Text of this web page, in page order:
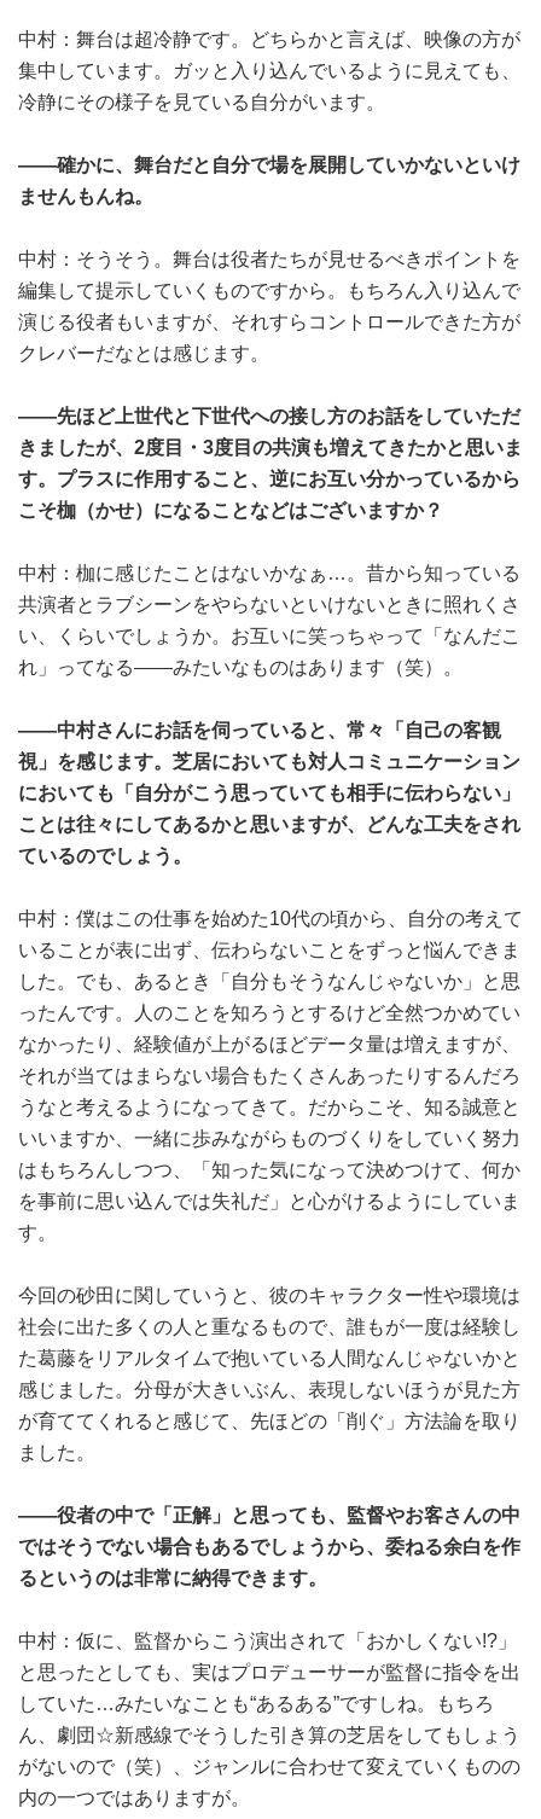
中村：舞台は超冷静です。どちらかと言えば、映像の方が
集中しています。ガッと入り込んでいるように見えても、
冷静にその様子を見ている自分がいます。
――確かに、舞台だと自分で場を展開していかないといけ
ませんもんね。
中村：そうそう。舞台は役者たちが見せるべきポイントを
編集して提示していくものですから。もちろん入り込んで
演じる役者もいますが、それすらコントロールできた方が
クレバーだなとは感じます。
――先ほど上世代と下世代への接し方のお話をしていただ
きましたが、2度目・3度目の共演も増えてきたかと思いま
す。プラスに作用すること、逆にお互い分かっているから
こそ枷（かせ）になることなどはございますか？
中村：枷に感じたことはないかなぁ…。昔から知っている
共演者とラブシーンをやらないといけないときに照れくさ
い、くらいでしょうか。お互いに笑っちゃって「なんだこ
れ」ってなる――みたいなものはあります（笑）。
――中村さんにお話を伺っていると、常々「自己の客観
視」を感じます。芝居においても対人コミュニケーション
においても「自分がこう思っていても相手に伝わらない」
ことは往々にしてあるかと思いますが、どんな工夫をされ
ているのでしょう。
中村：僕はこの仕事を始めた10代の頃から、自分の考えて
いることが表に出ず、伝わらないことをずっと悩んできま
した。でも、あるとき「自分もそうなんじゃないか」と思
ったんです。人のことを知ろうとするけど全然つかめてい
なかったり、経験値が上がるほどデータ量は増えますが、
それが当てはまらない場合もたくさんあったりするんだろ
うなと考えるようになってきて。だからこそ、知る誠意と
いいますか、一緒に歩みながらものづくりをしていく努力
はもちろんしつつ、「知った気になって決めつけて、何か
を事前に思い込んでは失礼だ」と心がけるようにしていま
す。
今回の砂田に関していうと、彼のキャラクター性や環境は
社会に出た多くの人と重なるもので、誰もが一度は経験し
た葛藤をリアルタイムで抱いている人間なんじゃないかと
感じました。分母が大きいぶん、表現しないほうが見た方
が育ててくれると感じて、先ほどの「削ぐ」方法論を取り
ました。
――役者の中で「正解」と思っても、監督やお客さんの中
ではそうでない場合もあるでしょうから、委ねる余白を作
るというのは非常に納得できます。
中村：仮に、監督からこう演出されて「おかしくない!?」
と思ったとしても、実はプロデューサーが監督に指令を出
していた…みたいなことも“あるある”ですしね。もちろ
ん、劇団☆新感線でそうした引き算の芝居をしてもしょう
がないので（笑）、ジャンルに合わせて変えていくものの
内の一つではありますが。